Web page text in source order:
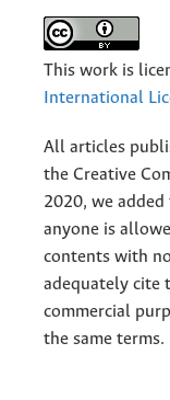
This work is
International
All articles
the Creative
2020, we added
anyone is
contents with
adequately cite
commercial
the same terms.